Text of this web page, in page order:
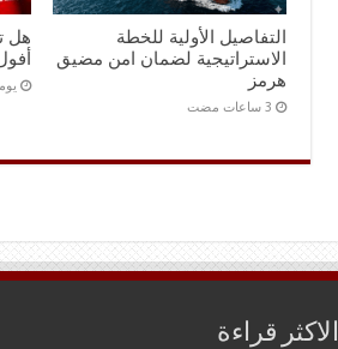
التفاصيل الأولية للخطة
الاستراتيجية لضمان امن مضيق
هرمز
هل
الاكثر قراءة